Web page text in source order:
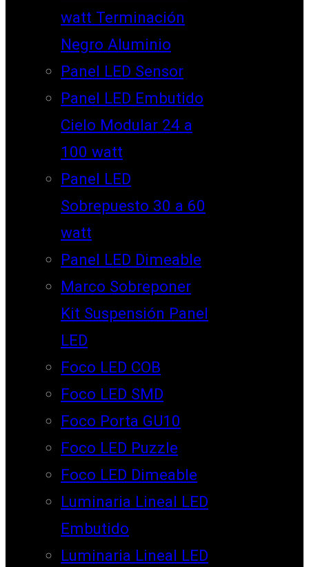
watt Terminación
Negro Aluminio
Panel LED Sensor
Panel LED Embutido
Cielo Modular 24 a
100 watt
Panel LED
Sobrepuesto 30 a 60
watt
Panel LED Dimeable
Marco Sobreponer
Kit Suspensión Panel
LED
Foco LED COB
Foco LED SMD
Foco Porta GU10
Foco LED Puzzle
Foco LED Dimeable
Luminaria Lineal LED
Embutido
Luminaria Lineal LED